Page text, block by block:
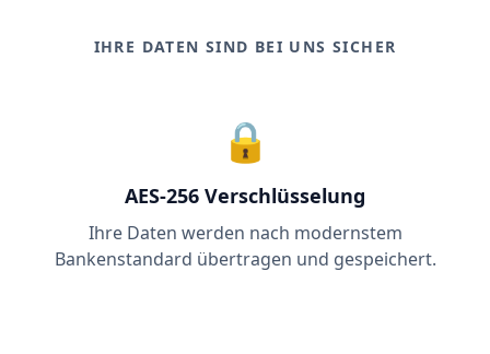
IHRE DATEN SIND BEI UNS SICHER
🔒
AES-256 Verschlüsselung
Ihre Daten werden nach modernstem
Bankenstandard übertragen und gespeichert.